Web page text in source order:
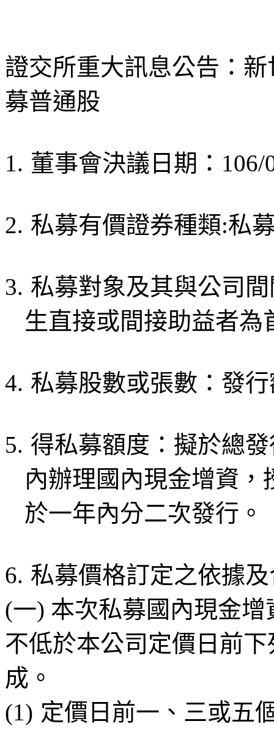
證交所重大訊息公告：
募普通股
1. 董事會決議日期：106/
2. 私募有價證券種類:私
3. 私募對象及其與公司
生直接或間接助益者為
4. 私募股數或張數：發
5. 得私募額度：擬於總
內辦理國內現金增資
於一年內分二次發行。
6. 私募價格訂定之依據
(一) 本次私募國內現金
不低於本公司定價日前
成。
(1) 定價日前一、三或五